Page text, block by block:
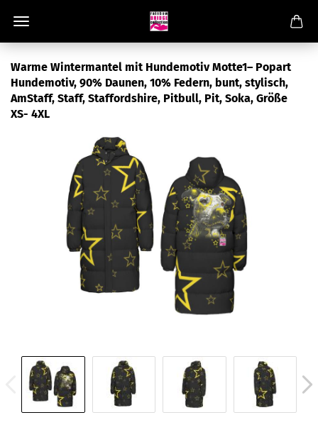
Warme Wintermantel mit Hundemotiv Motte1– Popart
Hundemotiv, 90% Daunen, 10% Federn, bunt, stylisch,
AmStaff, Staff, Staffordshire, Pitbull, Pit, Soka, Größe
XS- 4XL